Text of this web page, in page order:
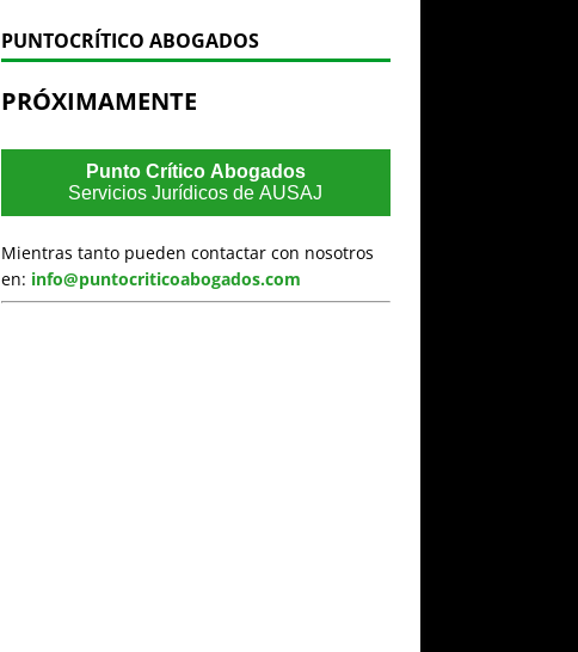
PUNTOCRÍTICO ABOGADOS
PRÓXIMAMENTE
Punto Crítico Abogados
Servicios Jurídicos de AUSAJ
Mientras tanto pueden contactar con nosotros
en: info@puntocriticoabogados.com